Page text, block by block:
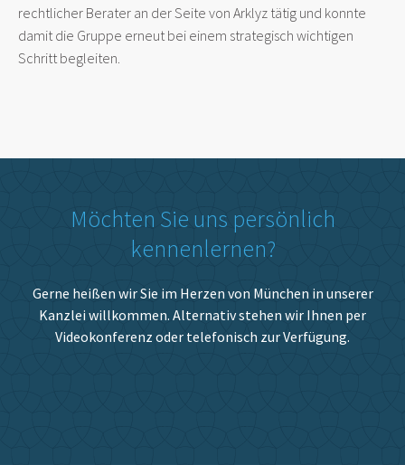
rechtlicher Berater an der Seite von Arklyz tätig und konnte
damit die Gruppe erneut bei einem strategisch wichtigen
Schritt begleiten.
Möchten Sie uns persönlich
kennenlernen?
Gerne heißen wir Sie im Herzen von München in unserer
Kanzlei willkommen. Alternativ stehen wir Ihnen per
Videokonferenz oder telefonisch zur Verfügung.